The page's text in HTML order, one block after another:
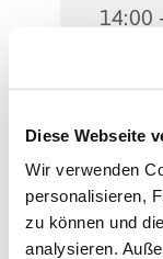
Diese Webseite
Wir verwenden
personalisieren,
zu können und
analysieren.
14:00
Team